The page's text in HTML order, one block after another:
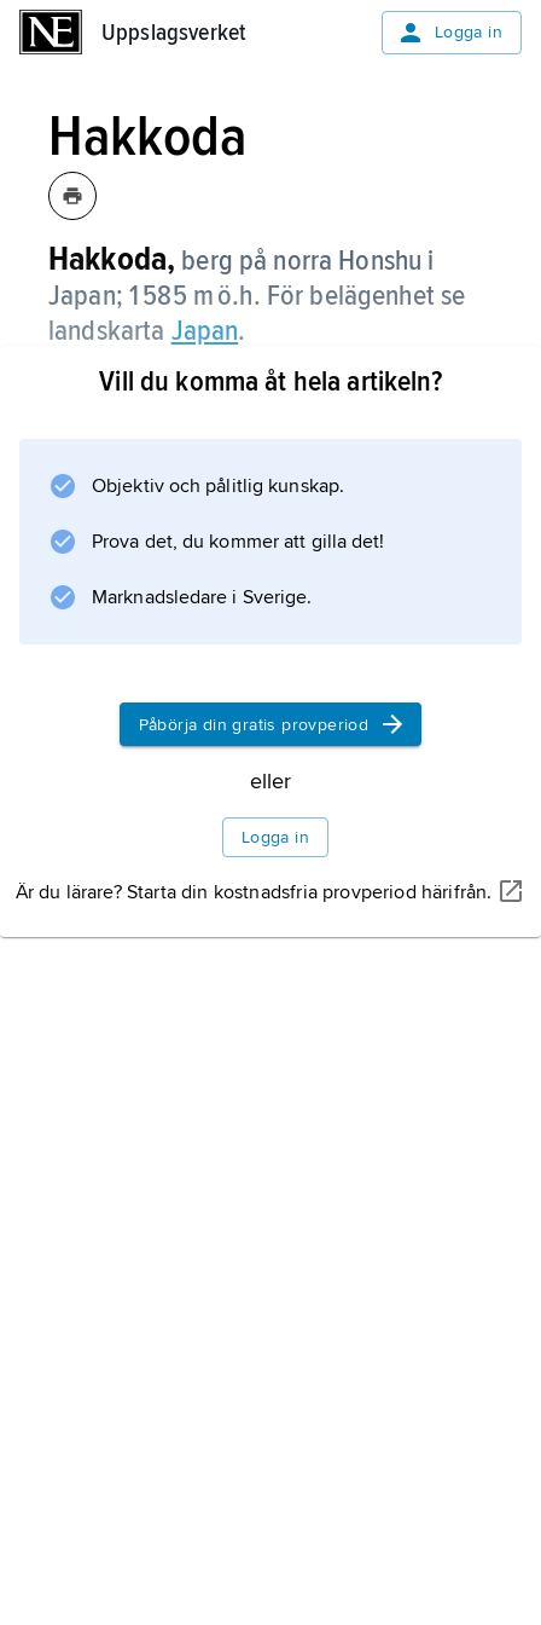
Uppslagsverket Logga in
Hakkoda
Hakkoda, berg på norra Honshu i
Japan; 1 585 m ö.h. För belägenhet se
landskarta Japan.
Information om artikeln
Vill du komma åt hela artikeln?
Objektiv och pålitlig kunskap.
Prova det, du kommer att gilla det!
Marknadsledare i Sverige.
Påbörja din gratis provperiod
eller
Logga in
Är du lärare? Starta din kostnadsfria provperiod härifrån.